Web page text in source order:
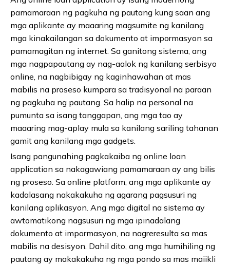
pamamaraan ng pagkuha ng pautang kung saan ang
mga aplikante ay maaaring magsumite ng kanilang
mga kinakailangan sa dokumento at impormasyon sa
pamamagitan ng internet. Sa ganitong sistema, ang
mga nagpapautang ay nag-aalok ng kanilang serbisyo
online, na nagbibigay ng kaginhawahan at mas
mabilis na proseso kumpara sa tradisyonal na paraan
ng pagkuha ng pautang. Sa halip na personal na
pumunta sa isang tanggapan, ang mga tao ay
maaaring mag-aplay mula sa kanilang sariling tahanan
gamit ang kanilang mga gadgets.
Isang pangunahing pagkakaiba ng online loan
application sa nakagawiang pamamaraan ay ang bilis
ng proseso. Sa online platform, ang mga aplikante ay
kadalasang nakakakuha ng agarang pagsusuri ng
kanilang aplikasyon. Ang mga digital na sistema ay
awtomatikong nagsusuri ng mga ipinadalang
dokumento at impormasyon, na nagreresulta sa mas
mabilis na desisyon. Dahil dito, ang mga humihiling ng
pautang ay makakakuha ng mga pondo sa mas maiikli